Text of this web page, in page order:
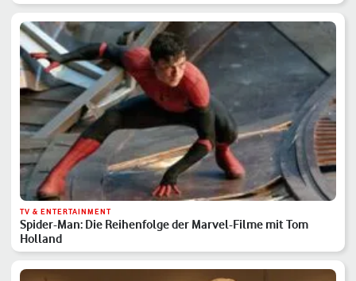
TV & ENTERTAINMENT
Spider-Man: Die Reihenfolge der Marvel-Filme mit Tom
Holland